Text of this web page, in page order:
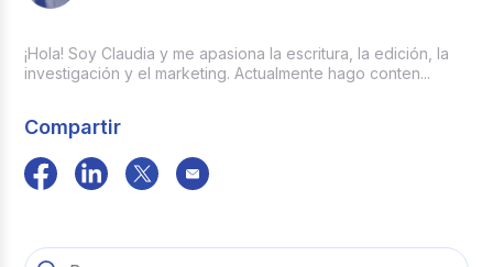
¡Hola! Soy Claudia y me apasiona la escritura, la edición, la
investigación y el marketing. Actualmente hago conten...
Compartir